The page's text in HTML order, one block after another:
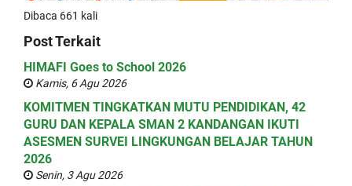
Dibaca 661 kali
Post Terkait
HIMAFI Goes to School 2026
Kamis, 6 Agu 2026
KOMITMEN TINGKATKAN MUTU PENDIDIKAN, 42
GURU DAN KEPALA SMAN 2 KANDANGAN IKUTI
ASESMEN SURVEI LINGKUNGAN BELAJAR TAHUN
2026
Senin, 3 Agu 2026